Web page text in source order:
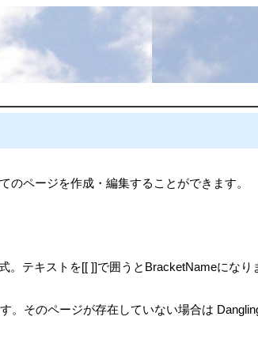
ページを作成・編集することができます。
テキストを[[ ]]で囲うとBracketNameになり
そのページが存在していない場合は